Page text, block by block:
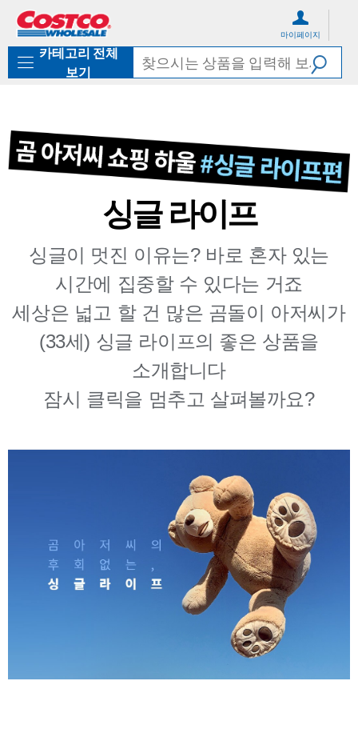
로
가
마이페이지
카테고리 전체
보기
싱글 라이프
싱글이 멋진 이유는? 바로 혼자 있는
시간에 집중할 수 있다는 거죠
세상은 넓고 할 건 많은 곰돌이 아저씨가
(33세) 싱글 라이프의 좋은 상품을
소개합니다
잠시 클릭을 멈추고 살펴볼까요?